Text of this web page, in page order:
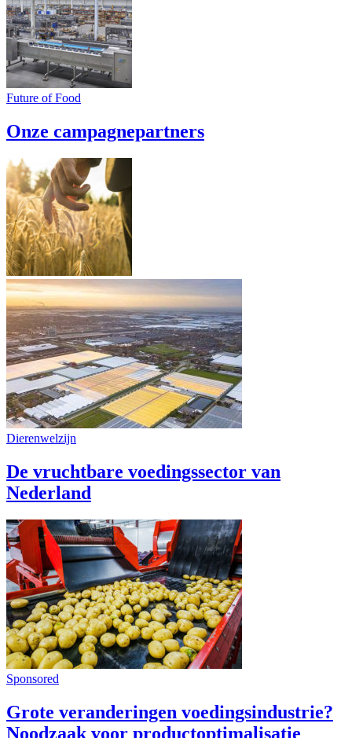
Future of Food
Onze campagnepartners
Dierenwelzijn
De vruchtbare voedingssector van
Nederland
Sponsored
Grote veranderingen voedingsindustrie?
Noodzaak voor productoptimalisatie